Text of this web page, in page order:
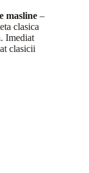
masline –
clasica
Imediat
clasicii